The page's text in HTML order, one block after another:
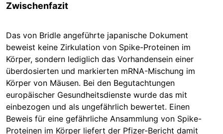
Zwischenfazit
Das von Bridle angeführte japanische Dokument
beweist keine Zirkulation von Spike-Proteinen im
Körper, sondern lediglich das Vorhandensein einer
überdosierten und markierten mRNA-Mischung im
Körper von Mäusen. Bei den Begutachtungen
europäischer Gesundheitsdienste wurde das mit
einbezogen und als ungefährlich bewertet. Einen
Beweis für eine gefährliche Ansammlung von Spike-
Proteinen im Körper liefert der Pfizer-Bericht damit